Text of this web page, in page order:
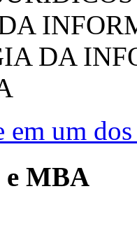
DA
em um
e MBA